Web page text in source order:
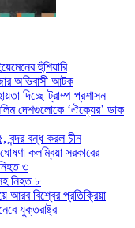
হুঁশিয়ারি
অভিবাসী আটক
দিচ্ছে ট্রাম্প প্রশাসন
দেশগুলোকে ‘ঐক্যের’ ডাক
বন্ধ করল চীন
কলম্বিয়া সরকারের
৩
নিহত ৮
আরব বিশ্বের প্রতিক্রিয়া
যুক্তরাষ্ট্র